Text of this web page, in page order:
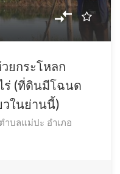
ยกระโหลก
ร่ (ที่ดินมีโฉนด
ในย่านนี้)
บลแม่ปะ อำเภอ